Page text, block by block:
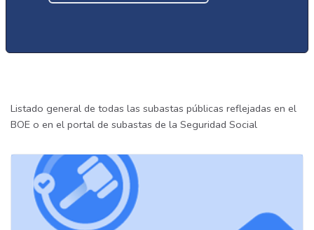
Listado general de todas las subastas públicas reflejadas en el
BOE o en el portal de subastas de la Seguridad Social